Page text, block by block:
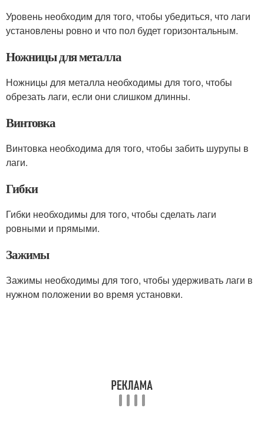
Уровень необходим для того, чтобы убедиться, что лаги
установлены ровно и что пол будет горизонтальным.
Ножницы для металла
Ножницы для металла необходимы для того, чтобы
обрезать лаги, если они слишком длинны.
Винтовка
Винтовка необходима для того, чтобы забить шурупы в
лаги.
Гибки
Гибки необходимы для того, чтобы сделать лаги
ровными и прямыми.
Зажимы
Зажимы необходимы для того, чтобы удерживать лаги в
нужном положении во время установки.